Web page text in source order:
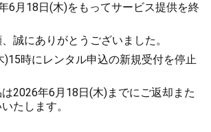
6月18日(木)をもってサービス提供を終
誠にありがとうございました。
)15時にレンタル申込の新規受付を停止
2026年6月18日(木)までにご返却また
たします。